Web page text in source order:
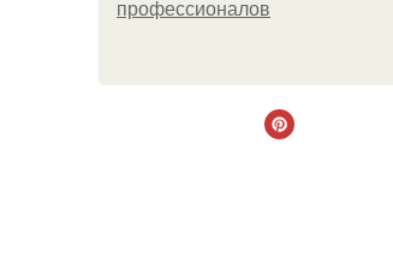
профессионалов